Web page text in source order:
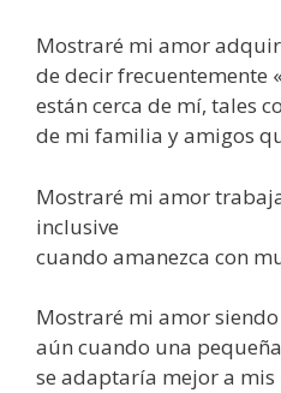
Mostraré mi amor
de decir frecuentemente
están cerca de mí, tales
de mi familia y amigos
Mostraré mi amor
inclusive
cuando amanezca con
Mostraré mi amor siendo
aún cuando una
se adaptaría mejor a